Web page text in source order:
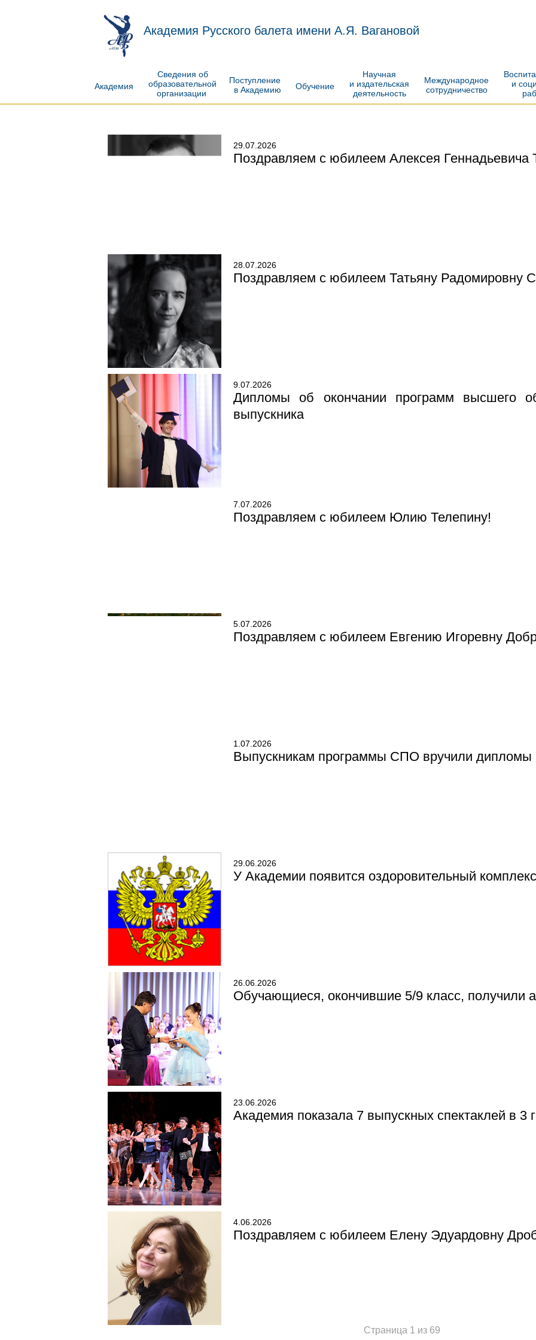
Академия Русского балета имени А.Я. Вагановой
Академия
Сведения об
образовательной
организации
Поступление
в Академию
Обучение
Научная
и издательская
деятельность
Международное
сотрудничество
и
29.07.2026
Поздравляем с юбилеем Алексея Геннадьевича
28.07.2026
Поздравляем с юбилеем Татьяну Радомировну
9.07.2026
Дипломы об окончании программ высшего
выпускника
7.07.2026
Поздравляем с юбилеем Юлию Телепину!
5.07.2026
Поздравляем с юбилеем Евгению Игоревну
1.07.2026
Выпускникам программы СПО вручили дипломы
29.06.2026
У Академии появится оздоровительный комплекс
26.06.2026
Обучающиеся, окончившие 5/9 класс, получили
23.06.2026
Академия показала 7 выпускных спектаклей в 3
4.06.2026
Поздравляем с юбилеем Елену Эдуардовну
Страница 1 из 69